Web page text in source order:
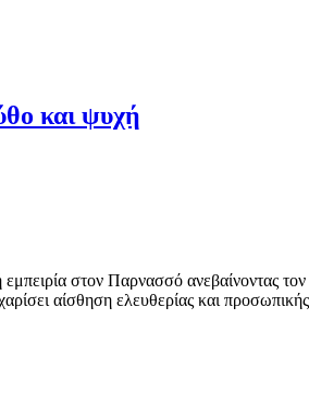
και ψυχή
στον Παρνασσό ανεβαίνοντας τον
αίσθηση ελευθερίας και